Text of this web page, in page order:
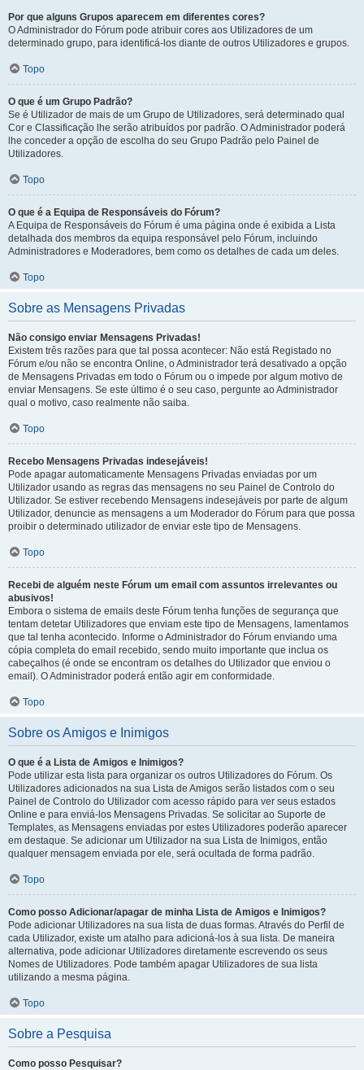
Por que alguns Grupos aparecem em diferentes cores?
O Administrador do Fórum pode atribuir cores aos Utilizadores de um
determinado grupo, para identificá-los diante de outros Utilizadores e grupos.
Topo
O que é um Grupo Padrão?
Se é Utilizador de mais de um Grupo de Utilizadores, será determinado qual
Cor e Classificação lhe serão atribuídos por padrão. O Administrador poderá
lhe conceder a opção de escolha do seu Grupo Padrão pelo Painel de
Utilizadores.
Topo
O que é a Equipa de Responsáveis do Fórum?
A Equipa de Responsáveis do Fórum é uma página onde é exibida a Lista
detalhada dos membros da equipa responsável pelo Fórum, incluindo
Administradores e Moderadores, bem como os detalhes de cada um deles.
Topo
Sobre as Mensagens Privadas
Não consigo enviar Mensagens Privadas!
Existem três razões para que tal possa acontecer: Não está Registado no
Fórum e/ou não se encontra Online, o Administrador terá desativado a opção
de Mensagens Privadas em todo o Fórum ou o impede por algum motivo de
enviar Mensagens. Se este último é o seu caso, pergunte ao Administrador
qual o motivo, caso realmente não saiba.
Topo
Recebo Mensagens Privadas indesejáveis!
Pode apagar automaticamente Mensagens Privadas enviadas por um
Utilizador usando as regras das mensagens no seu Painel de Controlo do
Utilizador. Se estiver recebendo Mensagens indesejáveis por parte de algum
Utilizador, denuncie as mensagens a um Moderador do Fórum para que possa
proibir o determinado utilizador de enviar este tipo de Mensagens.
Topo
Recebi de alguém neste Fórum um email com assuntos irrelevantes ou
abusivos!
Embora o sistema de emails deste Fórum tenha funções de segurança que
tentam detetar Utilizadores que enviam este tipo de Mensagens, lamentamos
que tal tenha acontecido. Informe o Administrador do Fórum enviando uma
cópia completa do email recebido, sendo muito importante que inclua os
cabeçalhos (é onde se encontram os detalhes do Utilizador que enviou o
email). O Administrador poderá então agir em conformidade.
Topo
Sobre os Amigos e Inimigos
O que é a Lista de Amigos e Inimigos?
Pode utilizar esta lista para organizar os outros Utilizadores do Fórum. Os
Utilizadores adicionados na sua Lista de Amigos serão listados com o seu
Painel de Controlo do Utilizador com acesso rápido para ver seus estados
Online e para enviá-los Mensagens Privadas. Se solicitar ao Suporte de
Templates, as Mensagens enviadas por estes Utilizadores poderão aparecer
em destaque. Se adicionar um Utilizador na sua Lista de Inimigos, então
qualquer mensagem enviada por ele, será ocultada de forma padrão.
Topo
Como posso Adicionar/apagar de minha Lista de Amigos e Inimigos?
Pode adicionar Utilizadores na sua lista de duas formas. Através do Perfil de
cada Utilizador, existe um atalho para adicioná-los à sua lista. De maneira
alternativa, pode adicionar Utilizadores diretamente escrevendo os seus
Nomes de Utilizadores. Pode também apagar Utilizadores de sua lista
utilizando a mesma página.
Topo
Sobre a Pesquisa
Como posso Pesquisar?